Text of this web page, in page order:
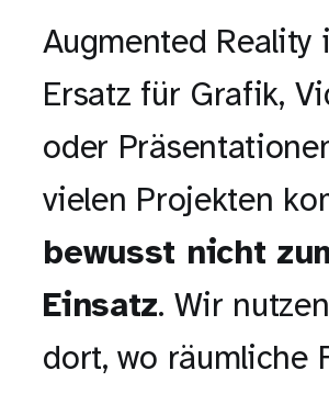
Augmented Reality
Ersatz für Grafik,
oder
vielen Projekten
bewusst nicht
Einsatz. Wir
dort, wo räumliche